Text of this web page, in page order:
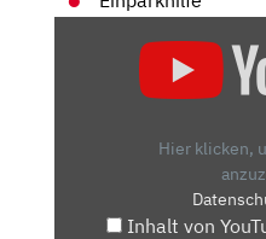
TOUAREG
Hier klicken,
Inhalt von